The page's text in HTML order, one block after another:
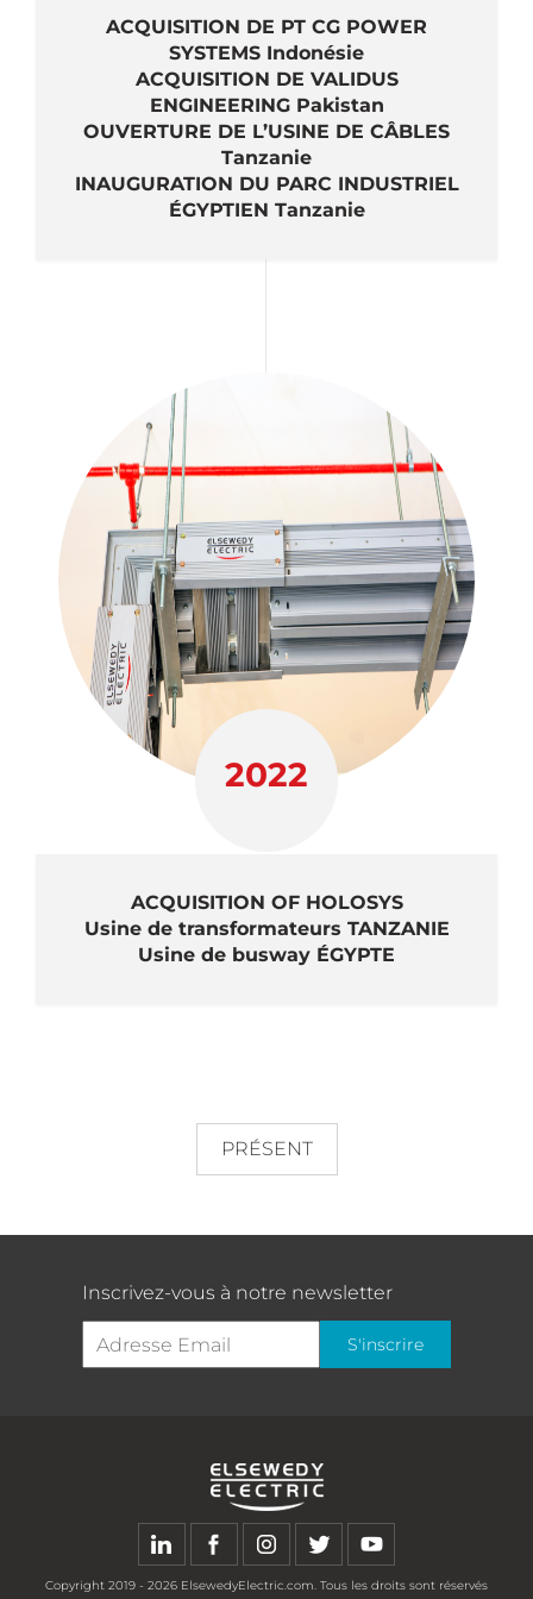
ACQUISITION DE PT CG POWER
SYSTEMS Indonésie
ACQUISITION DE VALIDUS
ENGINEERING Pakistan
OUVERTURE DE L’USINE DE CÂBLES
Tanzanie
INAUGURATION DU PARC INDUSTRIEL
ÉGYPTIEN Tanzanie
2022
ACQUISITION OF HOLOSYS
Usine de transformateurs TANZANIE
Usine de busway ÉGYPTE
PRÉSENT
Inscrivez-vous à notre newsletter
S'inscrire
Copyright 2019 - 2026 ElsewedyElectric.com. Tous les droits sont réservés